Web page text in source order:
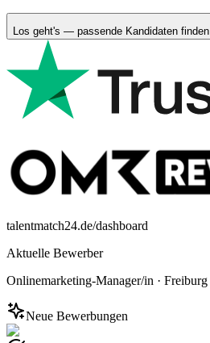
Los geht's — passende Kandidaten finden
talentmatch24.de/dashboard
Aktuelle Bewerber
Onlinemarketing-Manager/in · Freiburg
Neue Bewerbungen